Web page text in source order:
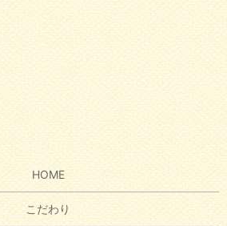
HOME
こだわり